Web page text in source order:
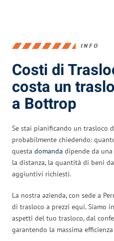
INFO
Costi di
costa un
a Bottrop
Se stai pianificando un trasloco
probabilmente chiedendo:
questa domanda dipende da
la distanza, la quantità di beni
aggiuntivi richiesti.
La nostra azienda, con sede a
di trasloco a prezzi equi. Siamo
aspetti del tuo trasloco, dal
garantendo la massima efficienza